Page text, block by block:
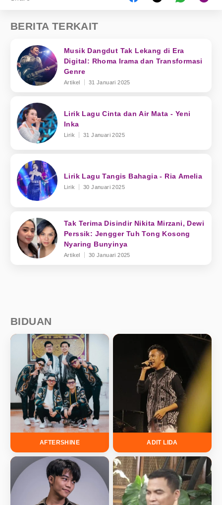
BERITA TERKAIT
Musik Dangdut Tak Lekang di Era
Digital: Rhoma Irama dan Transformasi
Genre
Artikel 31 Januari 2025
Lirik Lagu Cinta dan Air Mata - Yeni
Inka
Lirik 31 Januari 2025
Lirik Lagu Tangis Bahagia - Ria Amelia
Lirik 30 Januari 2025
Tak Terima Disindir Nikita Mirzani, Dewi
Perssik: Jengger Tuh Tong Kosong
Nyaring Bunyinya
Artikel 30 Januari 2025
BIDUAN
AFTERSHINE ADIT LIDA